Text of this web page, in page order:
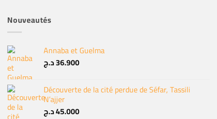
Nouveautés
Annaba et Guelma
36.900د.ج
Découverte de la cité perdue de Séfar, Tassili
N’ajjer
45.000د.ج